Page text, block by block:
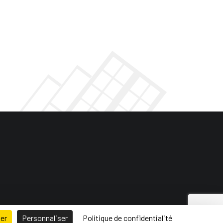
de site Personnaliser Politique de confidentialité